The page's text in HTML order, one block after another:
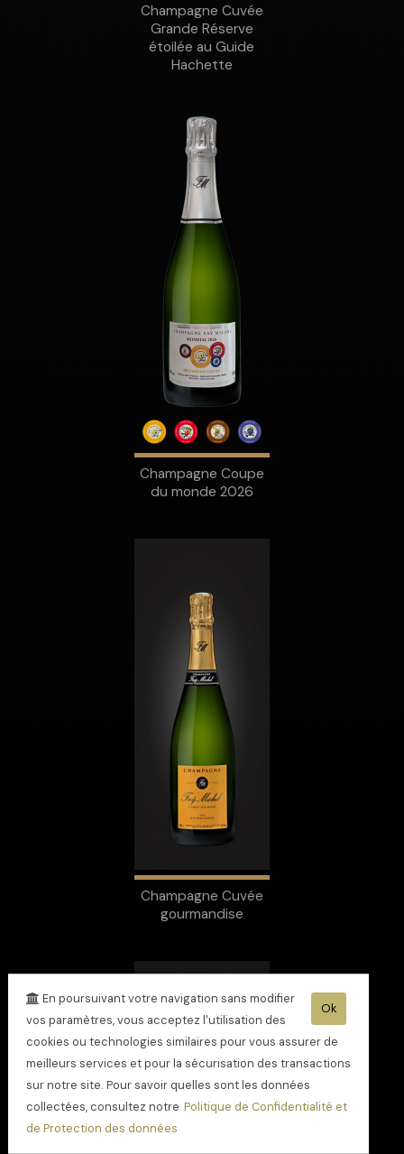
Champagne Cuvée
Grande Réserve
étoilée au Guide
Hachette
Champagne Coupe
du monde 2026
Champagne Cuvée
gourmandise
Ok
En poursuivant votre navigation sans modifier
vos paramètres, vous acceptez l'utilisation des
cookies ou technologies similaires pour vous assurer de
meilleurs services et pour la sécurisation des transactions
sur notre site. Pour savoir quelles sont les données
collectées, consultez notre Politique de Confidentialité et
de Protection des données